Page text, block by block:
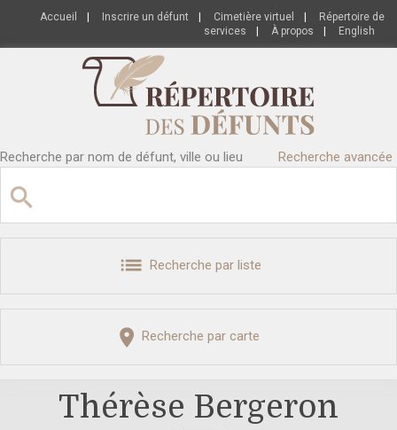
Accueil Inscrire un défunt Cimetière virtuel
Répertoire de
services
À propos English
Recherche par nom de défunt, ville ou lieu Recherche avancée
Recherche par liste
Recherche par carte
Thérèse Bergeron